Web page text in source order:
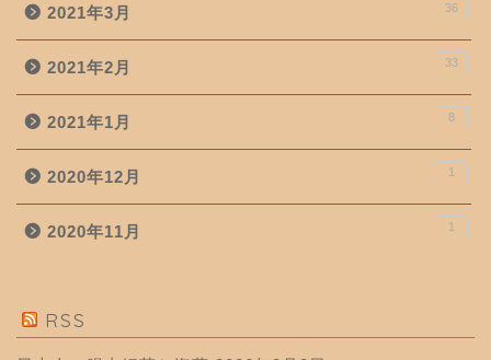
2021年3月 36
2021年2月 33
2021年1月 8
2020年12月 1
2020年11月 1
RSS